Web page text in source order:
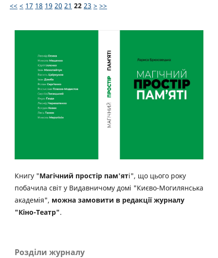
<< < 17 18 19 20 21 22 23 > >>
Книгу "Магічний простір пам'яті", що цього року
побачила світ у Видавничому домі "Києво-Могилянська
академія", можна замовити в редакції журналу
"Кіно-Театр".
Розділи журналу